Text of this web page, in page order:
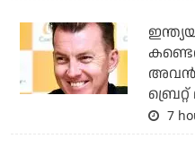
അവന്‍;
ബ്രെറ്റ്
7